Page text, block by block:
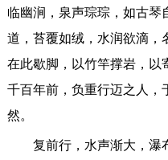
临幽涧，泉声琮琮，如古琴
道，苔覆如绒，水润欲滴，
在此歇脚，以竹竿撑岩，以
千百年前，负重行迈之人，
然。
复前行，水声渐大，瀑